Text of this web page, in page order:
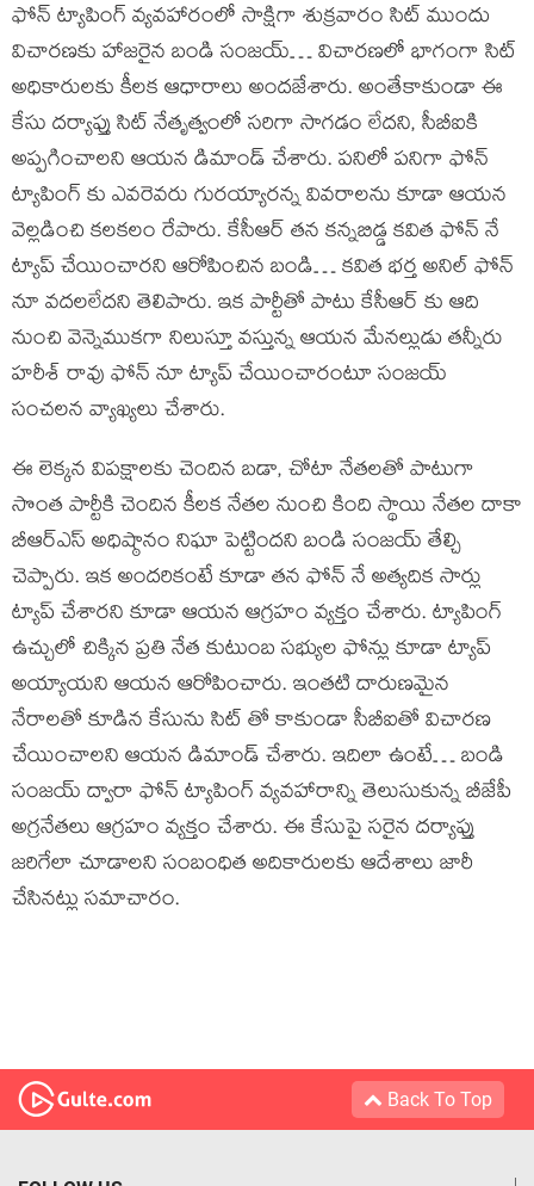
ఫోన్ ట్యాపింగ్ వ్యవహారంలో సాక్షిగా శుక్రవారం సిట్ ముందు
విచారణకు హాజరైన బండి సంజయ్… విచారణలో భాగంగా సిట్
అధికారులకు కీలక ఆధారాలు అందజేశారు. అంతేకాకుండా ఈ
కేసు దర్యాప్తు సిట్ నేతృత్వంలో సరిగా సాగడం లేదని, సీబీఐకి
అప్పగించాలని ఆయన డిమాండ్ చేశారు. పనిలో పనిగా ఫోన్
ట్యాపింగ్ కు ఎవరెవరు గురయ్యారన్న వివరాలను కూడా ఆయన
వెల్లడించి కలకలం రేపారు. కేసీఆర్ తన కన్నబిడ్డ కవిత ఫోన్ నే
ట్యాప్ చేయించారని ఆరోపించిన బండి… కవిత భర్త అనిల్ ఫోన్
నూ వదలలేదని తెలిపారు. ఇక పార్టీతో పాటు కేసీఆర్ కు ఆది
నుంచి వెన్నెముకగా నిలుస్తూ వస్తున్న ఆయన మేనల్లుడు తన్నీరు
హరీశ్ రావు ఫోన్ నూ ట్యాప్ చేయించారంటూ సంజయ్
సంచలన వ్యాఖ్యలు చేశారు.
ఈ లెక్కన విపక్షాలకు చెందిన బడా, చోటా నేతలతో పాటుగా
సొంత పార్టీకి చెందిన కీలక నేతల నుంచి కింది స్థాయి నేతల దాకా
బీఆర్ఎస్ అధిష్ఠానం నిఘా పెట్టిందని బండి సంజయ్ తేల్చి
చెప్పారు. ఇక అందరికంటే కూడా తన ఫోన్ నే అత్యదిక సార్లు
ట్యాప్ చేశారని కూడా ఆయన ఆగ్రహం వ్యక్తం చేశారు. ట్యాపింగ్
ఉచ్చులో చిక్కిన ప్రతి నేత కుటుంబ సభ్యుల ఫోన్లు కూడా ట్యాప్
అయ్యాయని ఆయన ఆరోపించారు. ఇంతటి దారుణమైన
నేరాలతో కూడిన కేసును సిట్ తో కాకుండా సీబీఐతో విచారణ
చేయించాలని ఆయన డిమాండ్ చేశారు. ఇదిలా ఉంటే… బండి
సంజయ్ ద్వారా ఫోన్ ట్యాపింగ్ వ్యవహారాన్ని తెలుసుకున్న బీజేపీ
అగ్రనేతలు ఆగ్రహం వ్యక్తం చేశారు. ఈ కేసుపై సరైన దర్యాప్తు
జరిగేలా చూడాలని సంబంధిత అదికారులకు ఆదేశాలు జారీ
చేసినట్లు సమాచారం.
Back To Top